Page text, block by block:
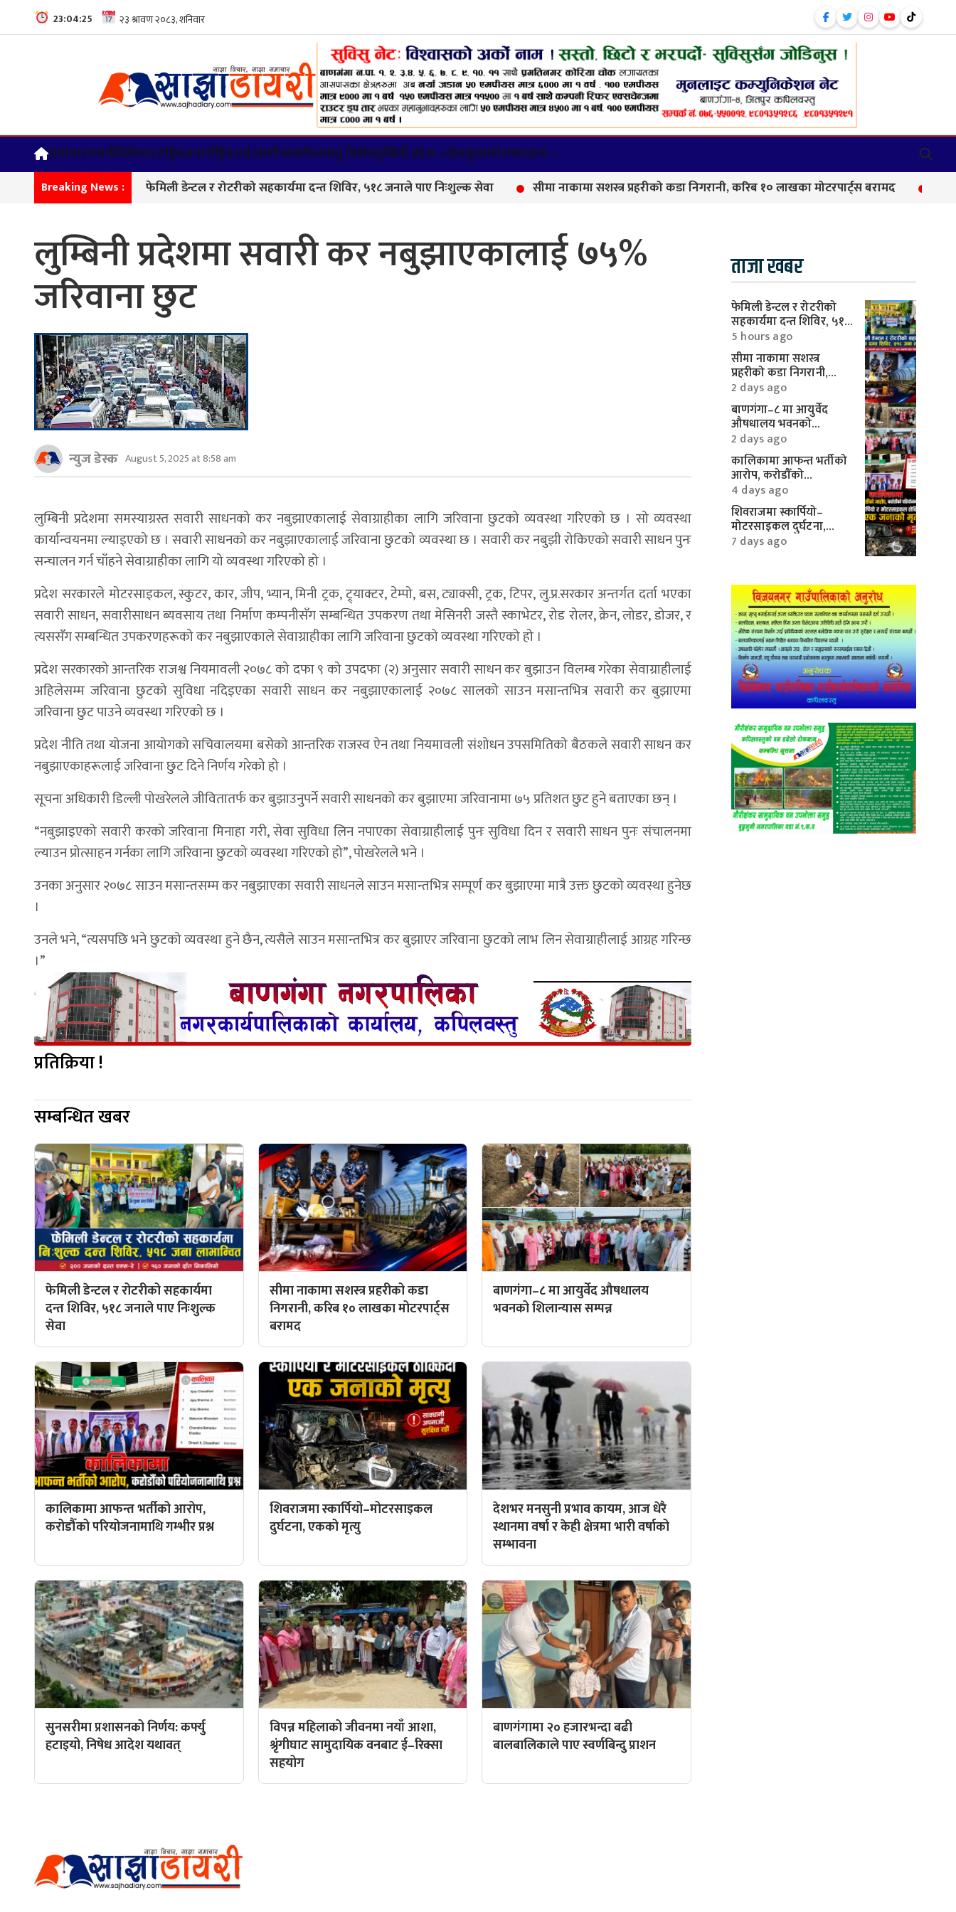
23:04:26
समाचारराजनीतिविचारराष्ट्रियअन्तर्राष्ट्रियअर्थ/वाणीज्यकपिलवस्तु विशेषलुम्बिनी प्रदेश +खेलकुदमनोरन्जनअन्य +
Breaking News :फेमिली डेन्टल र रोटरीको सहकार्यमा दन्त शिविर, ५१८ जनाले पाए निःशुल्क सेवा सीमा नाकामा सशस्त्र प्रहरीको कडा निगरानी, करिब १० लाखका मोटरपार्ट्स बरामद बाणगंगा–८
लुम्बिनी प्रदेशमा सवारी कर नबुझाएकालाई ७५%
जरिवाना छुट
न्युज डेस्क August 5, 2025 at 8:58 am
लुम्बिनी प्रदेशमा समस्याग्रस्त सवारी साधनको कर नबुझाएकालाई सेवाग्राहीका लागि जरिवाना छुटको व्यवस्था गरिएको छ । सो व्यवस्था
कार्यान्वयनमा ल्याइएको छ । सवारी साधनको कर नबुझाएकालाई जरिवाना छुटको व्यवस्था छ । सवारी कर नबुझी रोकिएको सवारी साधन पुनः
सन्चालन गर्न चाँहने सेवाग्राहीका लागि यो व्यवस्था गरिएको हो ।
प्रदेश सरकारले मोटरसाइकल, स्कुटर, कार, जीप, भ्यान, मिनी ट्रक, ट्र्याक्टर, टेम्पो, बस, ट्याक्सी, ट्रक, टिपर, लु.प्र.सरकार अन्तर्गत दर्ता भएका
सवारी साधन, सवारीसाधन ब्यवसाय तथा निर्माण कम्पनीसँग सम्बन्धित उपकरण तथा मेसिनरी जस्तै स्काभेटर, रोड रोलर, क्रेन, लोडर, डोजर, र
त्यससँग सम्बन्धित उपकरणहरूको कर नबुझाएकाले सेवाग्राहीका लागि जरिवाना छुटको व्यवस्था गरिएको हो ।
प्रदेश सरकारको आन्तरिक राजश्व नियमावली २०७८ को दफा ९ को उपदफा (२) अनुसार सवारी साधन कर बुझाउन विलम्ब गरेका सेवाग्राहीलाई
अहिलेसम्म जरिवाना छुटको सुविधा नदिइएका सवारी साधन कर नबुझाएकालाई २०७८ सालको साउन मसान्तभित्र सवारी कर बुझाएमा
जरिवाना छुट पाउने व्यवस्था गरिएको छ ।
प्रदेश नीति तथा योजना आयोगको सचिवालयमा बसेको आन्तरिक राजस्व ऐन तथा नियमावली संशोधन उपसमितिको बैठकले सवारी साधन कर
नबुझाएकाहरूलाई जरिवाना छुट दिने निर्णय गरेको हो ।
सूचना अधिकारी डिल्ली पोखरेलले जीवितातर्फ कर बुझाउनुपर्ने सवारी साधनको कर बुझाएमा जरिवानामा ७५ प्रतिशत छुट हुने बताएका छन् ।
“नबुझाइएको सवारी करको जरिवाना मिनाहा गरी, सेवा सुविधा लिन नपाएका सेवाग्राहीलाई पुनः सुविधा दिन र सवारी साधन पुनः संचालनमा
ल्याउन प्रोत्साहन गर्नका लागि जरिवाना छुटको व्यवस्था गरिएको हो”, पोखरेलले भने ।
उनका अनुसार २०७८ साउन मसान्तसम्म कर नबुझाएका सवारी साधनले साउन मसान्तभित्र सम्पूर्ण कर बुझाएमा मात्रै उक्त छुटको व्यवस्था हुनेछ
।
उनले भने, “त्यसपछि भने छुटको व्यवस्था हुने छैन, त्यसैले साउन मसान्तभित्र कर बुझाएर जरिवाना छुटको लाभ लिन सेवाग्राहीलाई आग्रह गरिन्छ
।”
प्रतिक्रिया !
सम्बन्धित खबर
फेमिली डेन्टल र रोटरीको सहकार्यमा
दन्त शिविर, ५१८ जनाले पाए निःशुल्क
सेवा
सीमा नाकामा सशस्त्र प्रहरीको कडा
निगरानी, करिब १० लाखका मोटरपार्ट्स
बरामद
बाणगंगा–८ मा आयुर्वेद औषधालय
भवनको शिलान्यास सम्पन्न
कालिकामा आफन्त भर्तीको आरोप,
करोडौँको परियोजनामाथि गम्भीर प्रश्न
शिवराजमा स्कार्पियो–मोटरसाइकल
दुर्घटना, एकको मृत्यु
देशभर मनसुनी प्रभाव कायम, आज धेरै
स्थानमा वर्षा र केही क्षेत्रमा भारी वर्षाको
सम्भावना
सुनसरीमा प्रशासनको निर्णय: कर्फ्यु
हटाइयो, निषेध आदेश यथावत्
विपन्न महिलाको जीवनमा नयाँ आशा,
श्रृंगीघाट सामुदायिक वनबाट ई–रिक्सा
सहयोग
बाणगंगामा २० हजारभन्दा बढी
बालबालिकाले पाए स्वर्णबिन्दु प्राशन
ताजा खबर
फेमिली डेन्टल र रोटरीको
सहकार्यमा दन्त शिविर, ५१८
जनाले पाए निःशुल्क सेवा
5 hours ago
सीमा नाकामा सशस्त्र
प्रहरीको कडा निगरानी,
करिब १० लाखका
मोटरपार्ट्स बरामद
2 days ago
बाणगंगा–८ मा आयुर्वेद
औषधालय भवनको
शिलान्यास सम्पन्न
2 days ago
कालिकामा आफन्त भर्तीको
आरोप, करोडौँको
परियोजनामाथि गम्भीर प्रश्न
4 days ago
शिवराजमा स्कार्पियो–
मोटरसाइकल दुर्घटना,
एकको मृत्यु
7 days ago